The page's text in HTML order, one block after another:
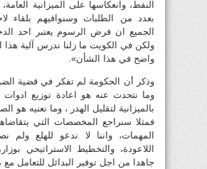
النفط، وانعكاسها على الميزانية
بعدد من الطلبات وسنوافيهم بلقاء
الجميع ان فرض الرسوم يعتبر احد
ولكن في الكويت ما زلنا ندرس آلية هذا
واضح في هذا الشأن».
وذكر أن الحكومة لم تفكر في قضية
وما نتحدث عنه هو اعادة توزيع ادوات
بالميزانية لتقليل الهدر ، وما نعنيه هو
فمثلا سنراجع المخصصات التي
المهمات، واننا لا ندعو للهلع ولم
اللاعودة، والتخطيط الاستراتيحي
جاهدا من اجل توفير البدائل للتعامل مع